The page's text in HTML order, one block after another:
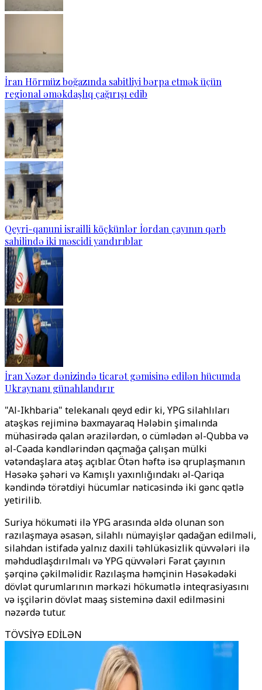
İran Hörmüz boğazında sabitliyi bərpa etmək üçün
regional əməkdaşlıq çağırışı edib
Qeyri-qanuni israilli köçkünlər İordan çayının qərb
sahilində iki məscidi yandırıblar
İran Xəzər dənizində ticarət gəmisinə edilən hücumda
Ukraynanı günahlandırır
"Al-Ikhbaria" telekanalı qeyd edir ki, YPG silahlıları
atəşkəs rejiminə baxmayaraq Hələbin şimalında
mühasirədə qalan ərazilərdən, o cümlədən əl-Qubba və
əl-Cəada kəndlərindən qaçmağa çalışan mülki
vətəndaşlara atəş açıblar. Ötən həftə isə qruplaşmanın
Həsəkə şəhəri və Kamışlı yaxınlığındakı əl-Qariqa
kəndində törətdiyi hücumlar nəticəsində iki gənc qətlə
yetirilib.
Suriya hökuməti ilə YPG arasında əldə olunan son
razılaşmaya əsasən, silahlı nümayişlər qadağan edilməli,
silahdan istifadə yalnız daxili təhlükəsizlik qüvvələri ilə
məhdudlaşdırılmalı və YPG qüvvələri Fərat çayının
şərqinə çəkilməlidir. Razılaşma həmçinin Həsəkədəki
dövlət qurumlarının mərkəzi hökumətlə inteqrasiyasını
və işçilərin dövlət maaş sisteminə daxil edilməsini
nəzərdə tutur.
TÖVSİYƏ EDİLƏN